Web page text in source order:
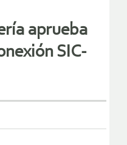
aprueba
SIC-